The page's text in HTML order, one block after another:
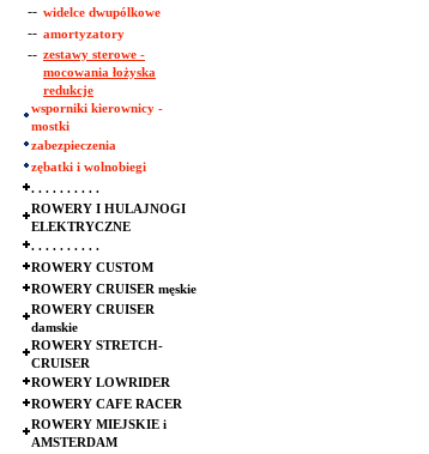
-- widelce dwupólkowe
-- amortyzatory
-- zestawy sterowe -
mocowania łożyska
redukcje
wsporniki kierownicy -
mostki
zabezpieczenia
zębatki i wolnobiegi
. . . . . . . . . .
ROWERY I HULAJNOGI
ELEKTRYCZNE
. . . . . . . . . .
ROWERY CUSTOM
ROWERY CRUISER męskie
ROWERY CRUISER
damskie
ROWERY STRETCH-
CRUISER
ROWERY LOWRIDER
ROWERY CAFE RACER
ROWERY MIEJSKIE i
AMSTERDAM